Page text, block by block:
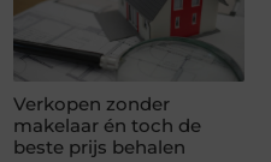
Verkopen zonder
makelaar én toch de
beste prijs behalen